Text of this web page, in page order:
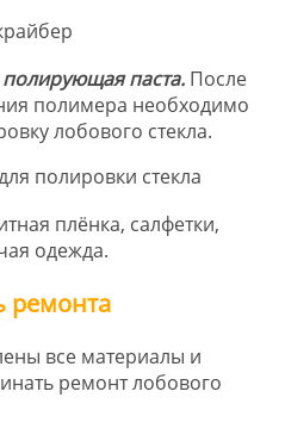
паста. После
полимера необходимо
лобового стекла.
плёнка, салфетки,
одежда.
ремонта
все материалы и
ремонт лобового